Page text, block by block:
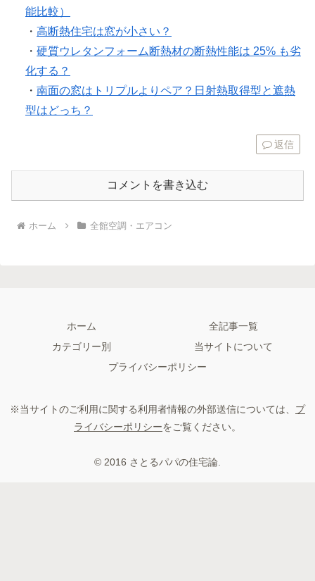
能比較）
・ 高断熱住宅は窓が小さい？
・ 硬質ウレタンフォーム断熱材の断熱性能は 25% も劣
化する？
・ 南面の窓はトリプルよりペア？日射熱取得型と遮熱
型はどっち？
返信
コメントを書き込む
ホーム 全館空調・エアコン
ホーム
全記事一覧
カテゴリー別
当サイトについて
プライバシーポリシー
※当サイトのご利用に関する利用者情報の外部送信については、 プ
ライバシーポリシーをご覧ください。
© 2016 さとるパパの住宅論.